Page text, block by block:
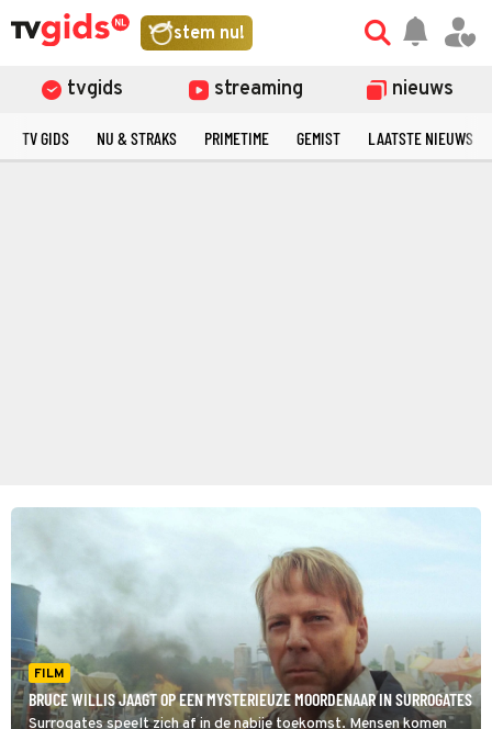
stem nu!
tvgids streaming nieuws
TV GIDS NU & STRAKS PRIMETIME GEMIST LAATSTE NIEUWS
FILM
BRUCE WILLIS JAAGT OP EEN MYSTERIEUZE MOORDENAAR IN SURROGATES
Surrogates speelt zich af in de nabije toekomst. Mensen komen